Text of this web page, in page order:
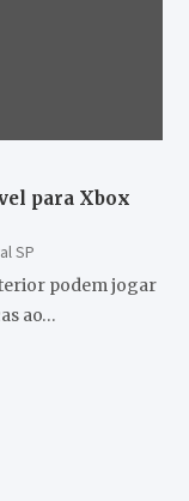
para Xbox
SP
podem jogar
ao…